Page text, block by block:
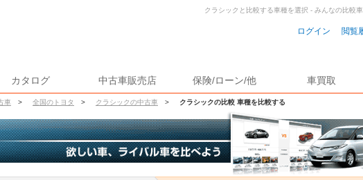
ログイン 閲覧
カタログ 中古車販売店 保険/ローン/他 車買取
車 > 全国のトヨタ > クラシックの中古車 > クラシックの比較 車種を比較する
クラシックと比較する車種を選択 - みんなの比較